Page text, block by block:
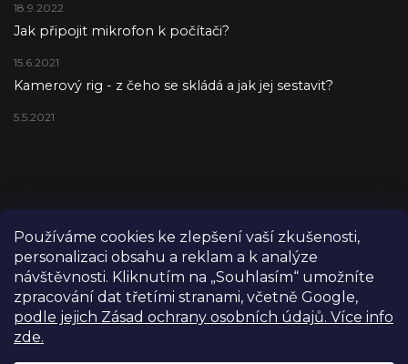
Používáme cookies ke zlepšení vaší zkušenosti,
personalizaci obsahu a reklam a k analýze
návštěvnosti. Kliknutím na „Souhlasím“ umožníte
zpracování dat třetími stranami, včetně Google,
podle jejich Zásad ochrany osobních údajů. Více info
zde.
18.9.2022
Jak připojit mikrofon k počítači?
15.6.2021
Kamerový rig - z čeho se skládá a jak jej sestavit?
5.5.2021
Copyright 2026FILM-TECHNIKA. Všechna práva vyhrazena.